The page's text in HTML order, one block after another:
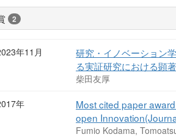
2
年11月
研究・イノベーション
る実証研究における顕
柴田友厚
年
Most cited paper
open
Fumio Kodama,